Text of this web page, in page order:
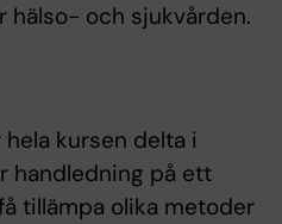
hälso- och sjukvården.
kursen delta i
handledning på ett
tillämpa olika metoder